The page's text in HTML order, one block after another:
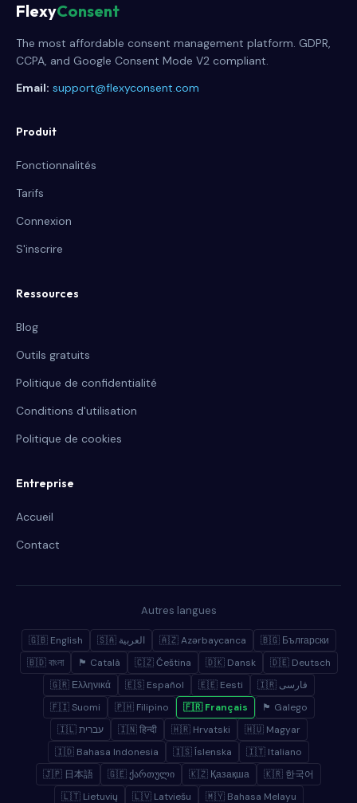
FlexyConsent
The most affordable consent management platform. GDPR,
CCPA, and Google Consent Mode V2 compliant.
Email: support@flexyconsent.com
Produit
Fonctionnalités
Tarifs
Connexion
S'inscrire
Ressources
Blog
Outils gratuits
Politique de confidentialité
Conditions d'utilisation
Politique de cookies
Entreprise
Accueil
Contact
Autres langues
🇬🇧 English 🇸🇦 العربية 🇦🇿 Azərbaycanca
🇧🇬 Български
🇧🇩 বাংলা
🏴 Català 🇨🇿 Čeština 🇩🇰 Dansk
🇩🇪 Deutsch
🇬🇷 Ελληνικά
🇪🇸 Español 🇪🇪 Eesti
🇮🇷 فارسی
🇫🇮 Suomi
🇵🇭 Filipino 🇫🇷 Français
🏴 Galego
🇮🇱 עברית
🇮🇳 हिन्दी 🇭🇷 Hrvatski
🇭🇺 Magyar
🇮🇩 Bahasa Indonesia
🇮🇸 Íslenska
🇮🇹 Italiano
🇯🇵 日本語
🇬🇪 ქართული 🇰🇿 Қазақша
🇰🇷 한국어
🇱🇹 Lietuvių
🇱🇻 Latviešu 🇲🇾 Bahasa Melayu